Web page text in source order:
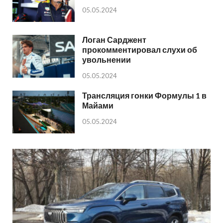
05.05.2024
Логан Сарджент
прокомментировал слухи об
увольнении
05.05.2024
Трансляция гонки Формулы 1 в
Майами
05.05.2024